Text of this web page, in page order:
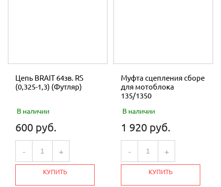
Цепь BRAIT 64зв. RS
(0,325-1,3) (Футляр)
В наличии
600 руб.
- +
КУПИТЬ
Муфта сцепления сборе
для мотоблока
135/1350
В наличии
1 920 руб.
- +
КУПИТЬ